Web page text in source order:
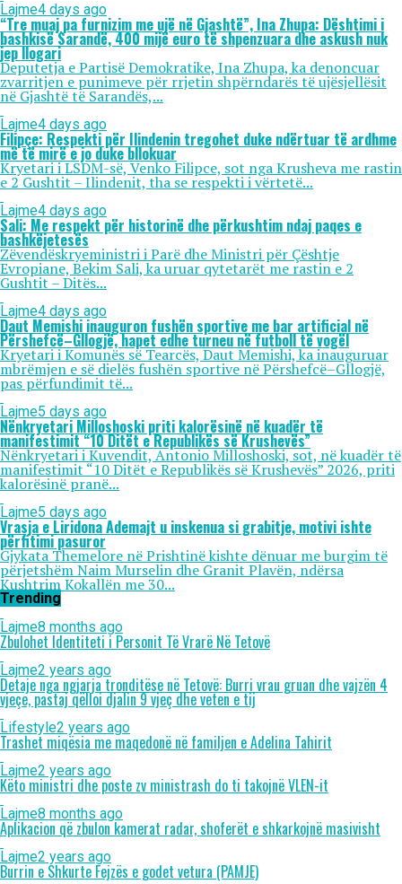
Lajme4 days ago
“Tre muaj pa furnizim me ujë në Gjashtë”, Ina Zhupa: Dështimi i
bashkisë Sarandë, 400 mijë euro të shpenzuara dhe askush nuk
jep llogari
Deputetja e Partisë Demokratike, Ina Zhupa, ka denoncuar
zvarritjen e punimeve për rrjetin shpërndarës të ujësjellësit
në Gjashtë të Sarandës,...
Lajme4 days ago
Filipçe: Respekti për Ilindenin tregohet duke ndërtuar të ardhme
më të mirë e jo duke bllokuar
Kryetari i LSDM-së, Venko Filipce, sot nga Krusheva me rastin
e 2 Gushtit – Ilindenit, tha se respekti i vërtetë...
Lajme4 days ago
Sali: Me respekt për historinë dhe përkushtim ndaj paqes e
bashkëjetesës
Zëvendëskryeministri i Parë dhe Ministri për Çështje
Evropiane, Bekim Sali, ka uruar qytetarët me rastin e 2
Gushtit – Ditës...
Lajme4 days ago
Daut Memishi inauguron fushën sportive me bar artificial në
Përshefcë–Gllogjë, hapet edhe turneu në futboll të vogël
Kryetari i Komunës së Tearcës, Daut Memishi, ka inauguruar
mbrëmjen e së dielës fushën sportive në Përshefcë–Gllogjë,
pas përfundimit të...
Lajme5 days ago
Nënkryetari Milloshoski priti kalorësinë në kuadër të
manifestimit “10 Ditët e Republikës së Krushevës”
Nënkryetari i Kuvendit, Antonio Milloshoski, sot, në kuadër të
manifestimit “10 Ditët e Republikës së Krushevës” 2026, priti
kalorësinë pranë...
Lajme5 days ago
Vrasja e Liridona Ademajt u inskenua si grabitje, motivi ishte
përfitimi pasuror
Gjykata Themelore në Prishtinë kishte dënuar me burgim të
përjetshëm Naim Murselin dhe Granit Plavën, ndërsa
Kushtrim Kokallën me 30...
Trending
Lajme8 months ago
Zbulohet Identiteti i Personit Të Vrarë Në Tetovë
Lajme2 years ago
Detaje nga ngjarja tronditëse në Tetovë: Burri vrau gruan dhe vajzën 4
vjeçe, pastaj qëlloi djalin 9 vjeç dhe veten e tij
Lifestyle2 years ago
Trashet miqësia me maqedonë në familjen e Adelina Tahirit
Lajme2 years ago
Këto ministri dhe poste zv ministrash do ti takojnë VLEN-it
Lajme8 months ago
Aplikacion që zbulon kamerat radar, shoferët e shkarkojnë masivisht
Lajme2 years ago
Burrin e Shkurte Fejzës e godet vetura (PAMJE)